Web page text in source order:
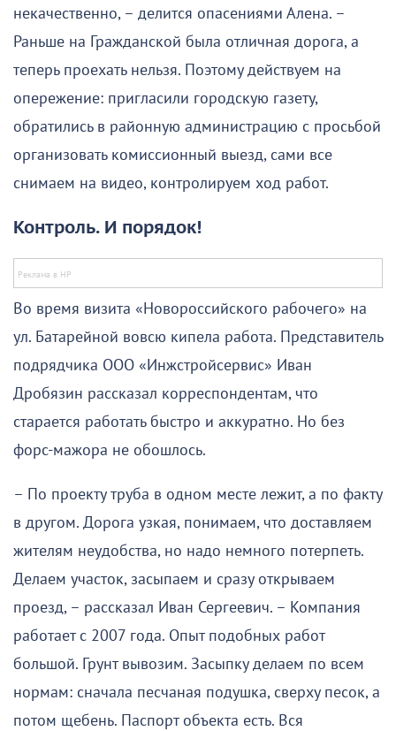
некачественно, – делится опасениями Алена. –
Раньше на Гражданской была отличная дорога, а
теперь проехать нельзя. Поэтому действуем на
опережение: пригласили городскую газету,
обратились в районную администрацию с просьбой
организовать комиссионный выезд, сами все
снимаем на видео, контролируем ход работ.
Контроль. И порядок!
Во время визита «Новороссийского рабочего» на
ул. Батарейной вовсю кипела работа. Представитель
подрядчика ООО «Инжстройсервис» Иван
Дробязин рассказал корреспондентам, что
старается работать быстро и аккуратно. Но без
форс-мажора не обошлось.
– По проекту труба в одном месте лежит, а по факту
в другом. Дорога узкая, понимаем, что доставляем
жителям неудобства, но надо немного потерпеть.
Делаем участок, засыпаем и сразу открываем
проезд, – рассказал Иван Сергеевич. – Компания
работает с 2007 года. Опыт подобных работ
большой. Грунт вывозим. Засыпку делаем по всем
нормам: сначала песчаная подушка, сверху песок, а
потом щебень. Паспорт объекта есть. Вся